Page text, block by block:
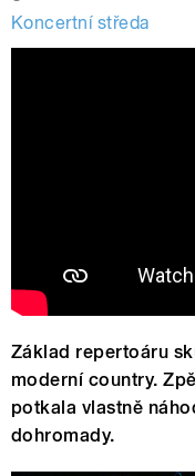
Koncertní středa
Základ repertoáru
moderní country.
potkala vlastně
dohromady.